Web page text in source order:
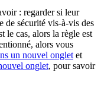
: regarder si leur
de sécurité vis-à-vis des
le cas, alors la règle est
alors vous
un nouvel ongletet
onglet, pour savoir